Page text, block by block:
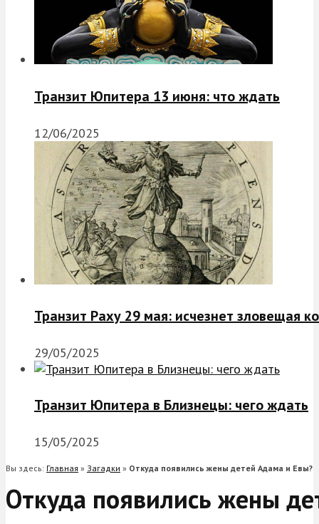
Транзит Юпитера 13 июня: что ждать
12/06/2025
Транзит Раху 29 мая: исчезнет зловещая
29/05/2025
Транзит Юпитера в Близнецы: чего ждать
15/05/2025
Вы здесь: Главная » Загадки » Откуда появились жены детей Адама и Евы?
Откуда появились жены